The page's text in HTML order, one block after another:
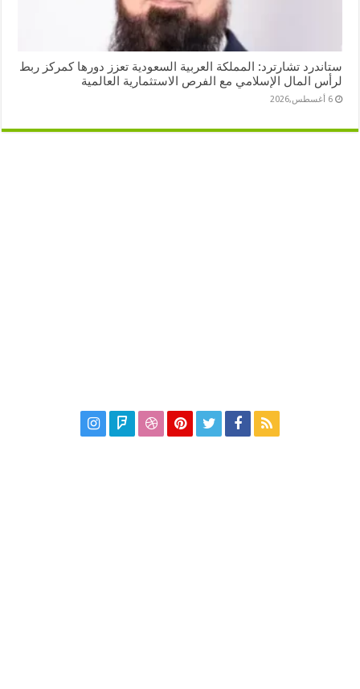
ستاندرد تشارترد: المملكة العربية السعودية تعزز دورها كمركز ربط
لرأس المال الإسلامي مع الفرص الاستثمارية العالمية
6 أغسطس,2026